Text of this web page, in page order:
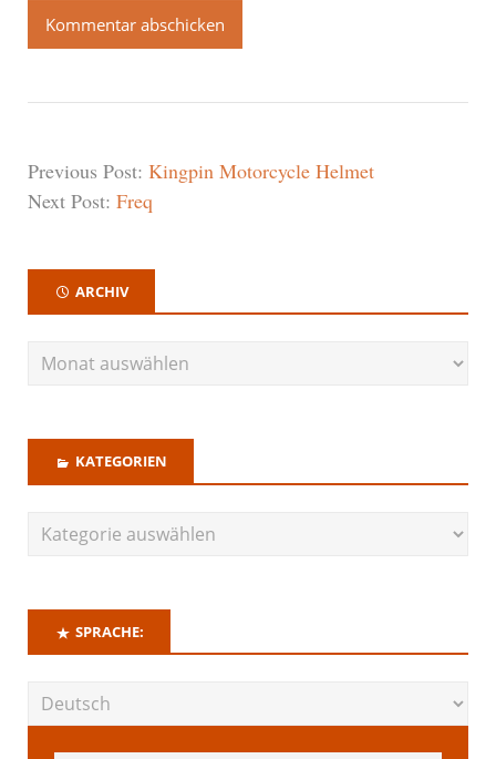
Previous Post: Kingpin Motorcycle Helmet
Next Post: Freq
ARCHIV
KATEGORIEN
SPRACHE: